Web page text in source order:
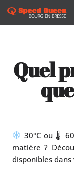
Aller
Quel
30°C ou 🌡
matière ?
disponibles